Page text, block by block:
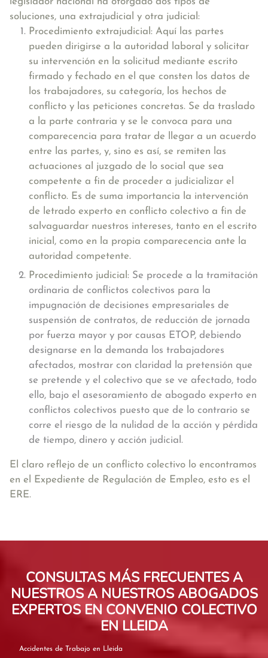
soluciones, una extrajudicial y otra judicial:
Procedimiento extrajudicial: Aquí las partes
pueden dirigirse a la autoridad laboral y solicitar
su intervención en la solicitud mediante escrito
firmado y fechado en el que consten los datos de
los trabajadores, su categoría, los hechos de
conflicto y las peticiones concretas. Se da traslado
a la parte contraria y se le convoca para una
comparecencia para tratar de llegar a un acuerdo
entre las partes, y, sino es así, se remiten las
actuaciones al juzgado de lo social que sea
competente a fin de proceder a judicializar el
conflicto. Es de suma importancia la intervención
de letrado experto en conflicto colectivo a fin de
salvaguardar nuestros intereses, tanto en el escrito
inicial, como en la propia comparecencia ante la
autoridad competente.
Procedimiento judicial: Se procede a la tramitación
ordinaria de conflictos colectivos para la
impugnación de decisiones empresariales de
suspensión de contratos, de reducción de jornada
por fuerza mayor y por causas ETOP, debiendo
designarse en la demanda los trabajadores
afectados, mostrar con claridad la pretensión que
se pretende y el colectivo que se ve afectado, todo
ello, bajo el asesoramiento de abogado experto en
conflictos colectivos puesto que de lo contrario se
corre el riesgo de la nulidad de la acción y pérdida
de tiempo, dinero y acción judicial.
El claro reflejo de un conflicto colectivo lo encontramos
en el Expediente de Regulación de Empleo, esto es el
ERE.
CONSULTAS MÁS FRECUENTES A
NUESTROS A NUESTROS ABOGADOS
EXPERTOS EN CONVENIO COLECTIVO
EN LLEIDA
Accidentes de Trabajo en Lleida